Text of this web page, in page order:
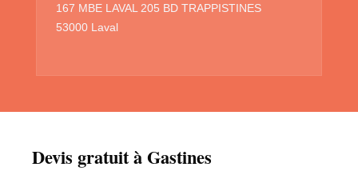
167 MBE LAVAL 205 BD TRAPPISTINES
53000 Laval
Devis gratuit à Gastines